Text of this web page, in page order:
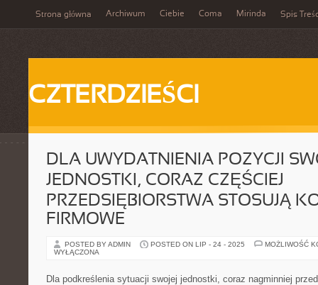
Strona główna Archiwum Ciebie Coma Mirinda Spis
CZTERDZIEŚCI
DLA UWYDATNIENIA POZYCJI
JEDNOSTKI, CORAZ CZĘŚCIEJ
PRZEDSIĘBIORSTWA STOSUJĄ
FIRMOWE
POSTED BY ADMIN POSTED ON LIP - 24 - 2025
MOŻLIWOŚĆ
WYŁĄCZONA
Dla podkreślenia sytuacji swojej jednostki, coraz nagminniej